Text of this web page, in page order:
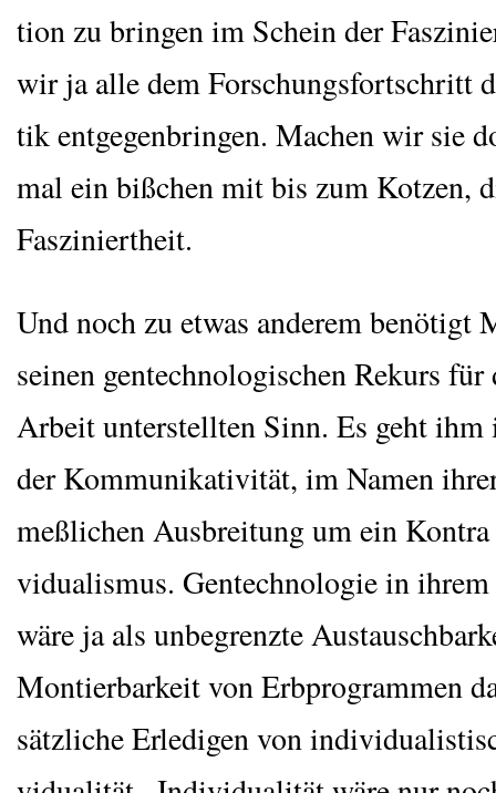
ti­on zu brin­gen im Schein der
wir ja alle dem For­schungs­fort­schritt
tik ent­ge­gen­brin­gen. Machen wir sie
mal ein biß­chen mit bis zum Kot­zen,
Fasziniertheit.
Und noch zu etwas ande­rem benö­tigt
sei­nen gen­tech­no­lo­gi­schen Rekurs für
Arbeit unter­stell­ten Sinn. Es geht ihm
der Kom­mu­ni­ka­ti­vi­tät, im Namen
meß­li­chen Aus­brei­tung um ein
vi­dua­lis­mus. Gen­tech­no­lo­gie in
wäre ja als unbe­grenz­te
Mon­tier­bar­keit von Erb­pro­gram­men
sätz­li­che Erle­di­gen von